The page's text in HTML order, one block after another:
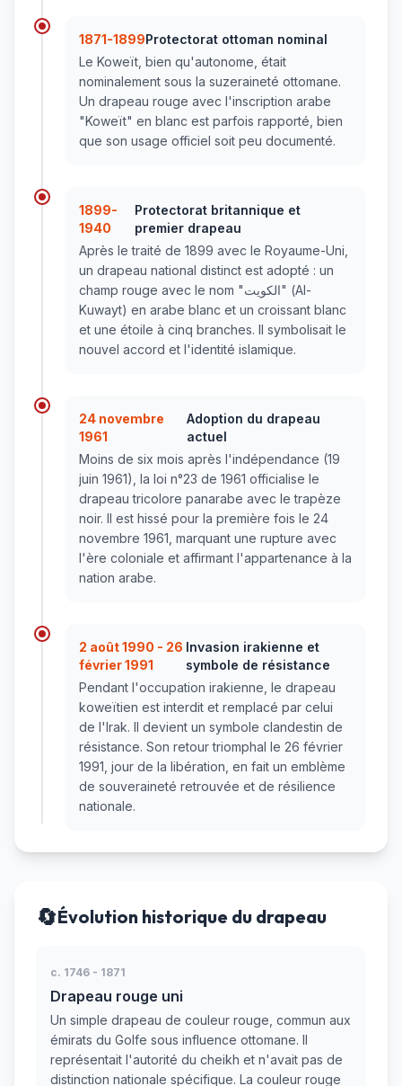
1871-1899Protectorat ottoman nominal
Le Koweït, bien qu'autonome, était
nominalement sous la suzeraineté ottomane.
Un drapeau rouge avec l'inscription arabe
"Koweït" en blanc est parfois rapporté, bien
que son usage officiel soit peu documenté.
1899-
1940
Protectorat britannique et
premier drapeau
Après le traité de 1899 avec le Royaume-Uni,
un drapeau national distinct est adopté : un
champ rouge avec le nom "الكويت" (Al-
Kuwayt) en arabe blanc et un croissant blanc
et une étoile à cinq branches. Il symbolisait le
nouvel accord et l'identité islamique.
24 novembre
1961
Adoption du drapeau
actuel
Moins de six mois après l'indépendance (19
juin 1961), la loi n°23 de 1961 officialise le
drapeau tricolore panarabe avec le trapèze
noir. Il est hissé pour la première fois le 24
novembre 1961, marquant une rupture avec
l'ère coloniale et affirmant l'appartenance à la
nation arabe.
2 août 1990 - 26
février 1991
Invasion irakienne et
symbole de résistance
Pendant l'occupation irakienne, le drapeau
koweïtien est interdit et remplacé par celui
de l'Irak. Il devient un symbole clandestin de
résistance. Son retour triomphal le 26 février
1991, jour de la libération, en fait un emblème
de souveraineté retrouvée et de résilience
nationale.
🔄Évolution historique du drapeau
c. 1746 - 1871
Drapeau rouge uni
Un simple drapeau de couleur rouge, commun aux
émirats du Golfe sous influence ottomane. Il
représentait l'autorité du cheikh et n'avait pas de
distinction nationale spécifique. La couleur rouge